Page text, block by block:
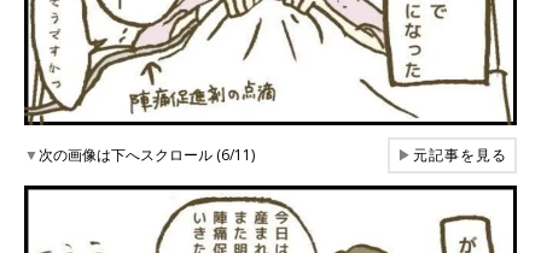
▼次の画像は下へスクロール (6/11) ▶元記事を見る